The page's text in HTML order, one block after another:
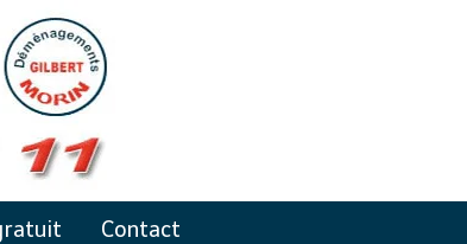
Contact